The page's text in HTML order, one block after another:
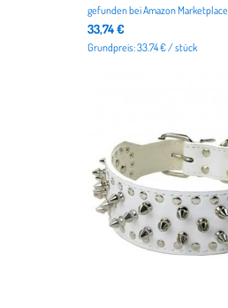
gefunden beiAmazon Marketplace
33,74 €
Grundpreis: 33.74 € / stück